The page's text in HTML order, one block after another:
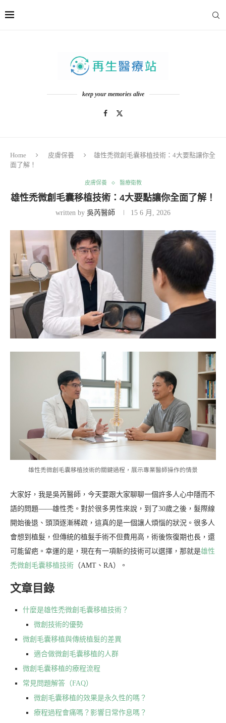
keep your memories alive
Home 皮膚保養
雄性禿微創毛囊移植技術：4大要點讓你全
面了解！
皮膚保養 醫療衛教
雄性禿微創毛囊移植技術：4大要點讓你全面了解！
written by 吳芮醫師 15 6 月, 2026
雄性禿微創毛囊移植技術的關鍵過程，展示專業醫師操作的情景
大家好，我是吳芮醫師，今天要跟大家聊聊一個許多人心中隱而不
語的問題——雄性禿。對於很多男性來說，到了30歲之後，髮際線
開始後退、頭頂逐漸稀疏，這真的是一個讓人煩惱的狀況。很多人
會想到植髮，但傳統的植髮手術不但費用高，術後恢復期也長，還
可能留疤。幸運的是，現在有一項新的技術可以選擇，那就是雄性
禿微創毛囊移植技術 （AMT、RA）。
文章目錄
什麼是雄性禿微創毛囊移植技術？
微創技術的優勢
微創毛囊移植與傳統植髮的差異
適合做微創毛囊移植的人群
微創毛囊移植的療程流程
常見問題解答（FAQ）
微創毛囊移植的效果是永久性的嗎？
療程過程會痛嗎？影響日常作息嗎？